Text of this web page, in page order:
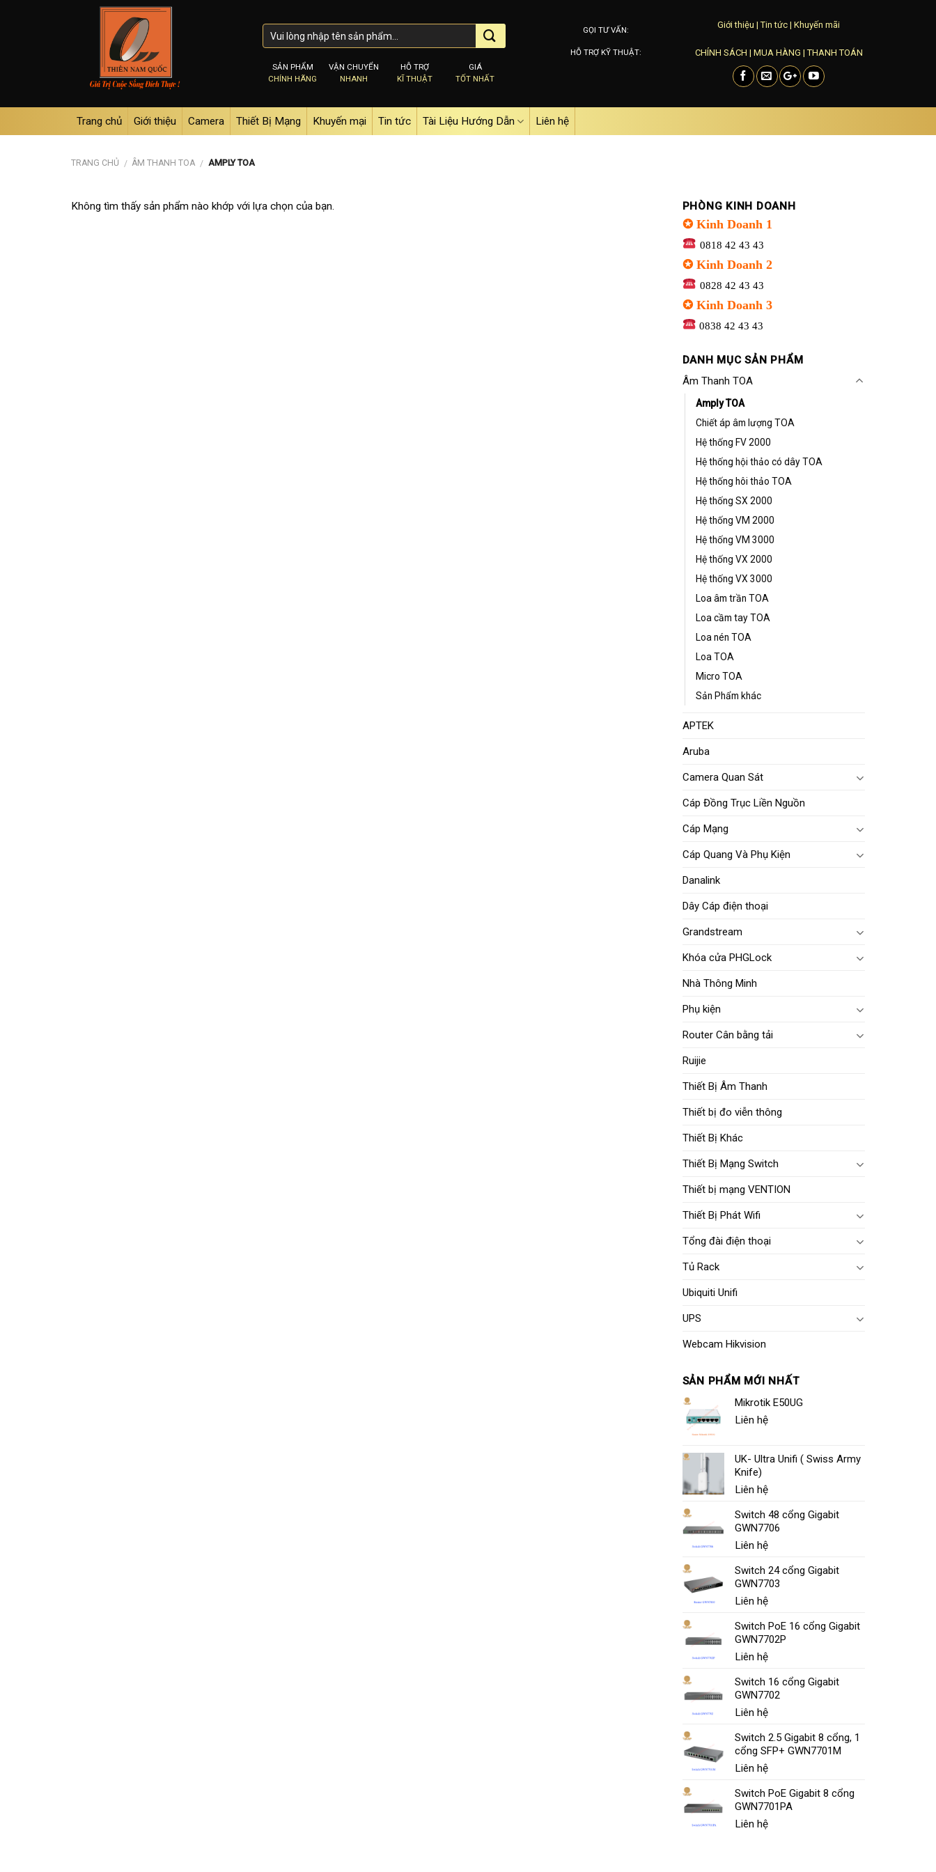
SẢN PHẨM
CHÍNH HÃNG
VẬN CHUYỂN
NHANH
HỖ TRỢ
KĨ THUẬT
GIÁ
TỐT NHẤT
GỌI TƯ VẤN:
HỖ TRỢ KỸ THUẬT:
Giới thiệu |Tin tức | Khuyến mãi
CHÍNH SÁCH | MUA HÀNG |THANH TOÁN
Trang chủ Giới thiệu Camera Thiết Bị Mạng Khuyến mại Tin tức Tài Liệu Hướng Dẫn Liên hệ
TRANG CHỦ / ÂM THANH TOA / AMPLY TOA
Không tìm thấy sản phẩm nào khớp với lựa chọn của bạn. PHÒNG KINH DOANH
✪ Kinh Doanh 1
0818 42 43 43
✪ Kinh Doanh 2
0828 42 43 43
✪ Kinh Doanh 3
0838 42 43 43
DANH MỤC SẢN PHẨM
Âm Thanh TOA
Amply TOA
Chiết áp âm lượng TOA
Hệ thống FV 2000
Hệ thống hội thảo có dây TOA
Hệ thống hôi thảo TOA
Hệ thống SX 2000
Hệ thống VM 2000
Hệ thống VM 3000
Hệ thống VX 2000
Hệ thống VX 3000
Loa âm trần TOA
Loa cầm tay TOA
Loa nén TOA
Loa TOA
Micro TOA
Sản Phẩm khác
APTEK
Aruba
Camera Quan Sát
Cáp Đồng Trục Liền Nguồn
Cáp Mạng
Cáp Quang Và Phụ Kiện
Danalink
Dây Cáp điện thoại
Grandstream
Khóa cửa PHGLock
Nhà Thông Minh
Phụ kiện
Router Cân bằng tải
Ruijie
Thiết Bị Âm Thanh
Thiết bị đo viễn thông
Thiết Bị Khác
Thiết Bị Mạng Switch
Thiết bị mạng VENTION
Thiết Bị Phát Wifi
Tổng đài điện thoại
Tủ Rack
Ubiquiti Unifi
UPS
Webcam Hikvision
SẢN PHẨM MỚI NHẤT
Mikrotik E50UG
Liên hệ
UK- Ultra Unifi ( Swiss Army
Knife)
Liên hệ
Switch 48 cổng Gigabit
GWN7706
Liên hệ
Switch 24 cổng Gigabit
GWN7703
Liên hệ
Switch PoE 16 cổng Gigabit
GWN7702P
Liên hệ
Switch 16 cổng Gigabit
GWN7702
Liên hệ
Switch 2.5 Gigabit 8 cổng, 1
cổng SFP+ GWN7701M
Liên hệ
Switch PoE Gigabit 8 cổng
GWN7701PA
Liên hệ